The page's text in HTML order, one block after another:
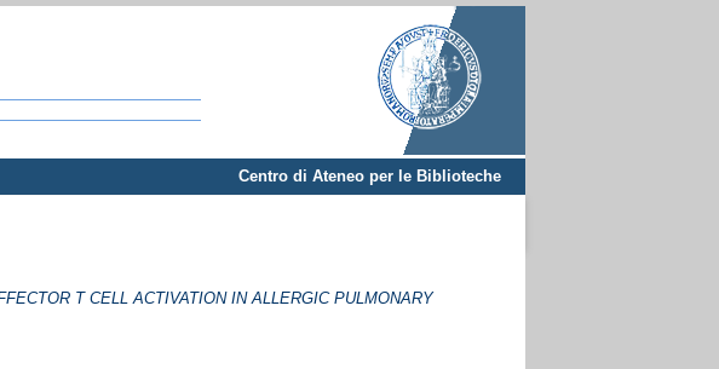
Centro di Ateneo per le Biblioteche
T CELL ACTIVATION IN ALLERGIC PULMONARY